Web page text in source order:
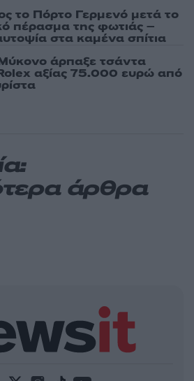
το Πόρτο Γερμενό μετά το
πέρασμα της φωτιάς –
στα καμένα σπίτια
άρπαξε τσάντα
αξίας 75.000 ευρώ από
άρθρα